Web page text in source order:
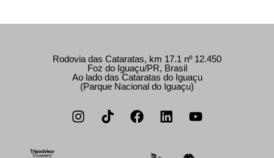
Rodovia das Cataratas, km 17.1 nº 12.450
Foz do Iguaçu/PR, Brasil
Ao lado das Cataratas do Iguaçu
(Parque Nacional do Iguaçu)